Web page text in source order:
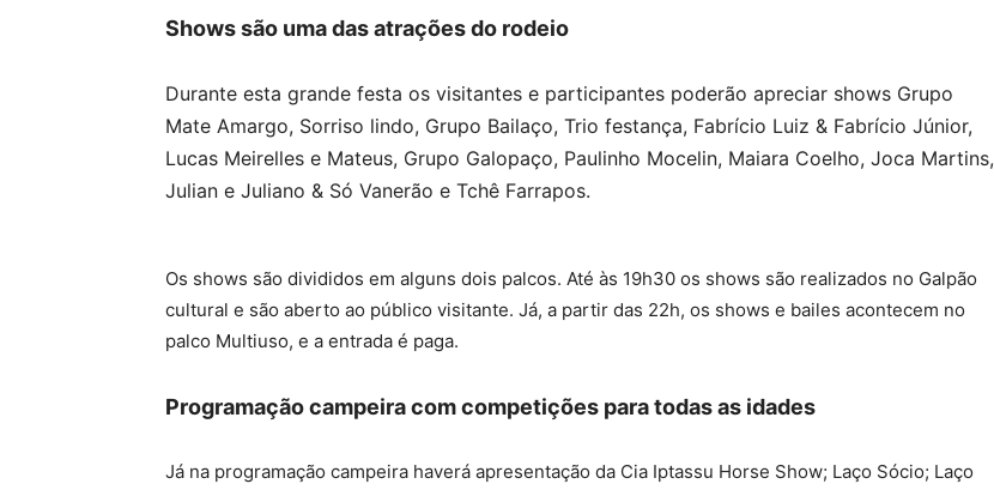
Shows são uma das atrações do rodeio
Durante esta grande festa os visitantes e participantes poderão apreciar shows Grupo
Mate Amargo, Sorriso lindo, Grupo Bailaço, Trio festança, Fabrício Luiz & Fabrício Júnior,
Lucas Meirelles e Mateus, Grupo Galopaço, Paulinho Mocelin, Maiara Coelho, Joca Martins,
Julian e Juliano & Só Vanerão e Tchê Farrapos.
Os shows são divididos em alguns dois palcos. Até às 19h30 os shows são realizados no Galpão
cultural e são aberto ao público visitante. Já, a partir das 22h, os shows e bailes acontecem no
palco Multiuso, e a entrada é paga.
Programação campeira com competições para todas as idades
Já na programação campeira haverá apresentação da Cia Iptassu Horse Show; Laço Sócio; Laço